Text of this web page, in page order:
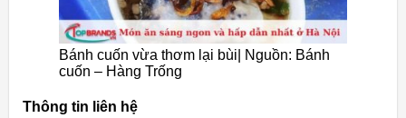
Bánh cuốn vừa thơm lại bùi| Nguồn: Bánh
cuốn – Hàng Trống
Thông tin liên hệ